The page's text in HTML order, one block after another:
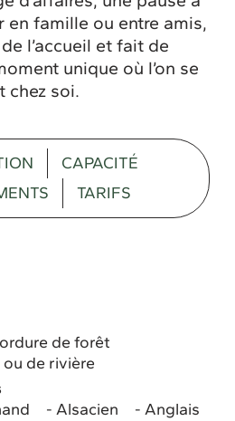
en famille ou entre amis,
l’accueil et fait de
unique où l’on se
chez soi.
CAPACITÉ
TARIFS
de forêt
de rivière
Alsacien
Anglais